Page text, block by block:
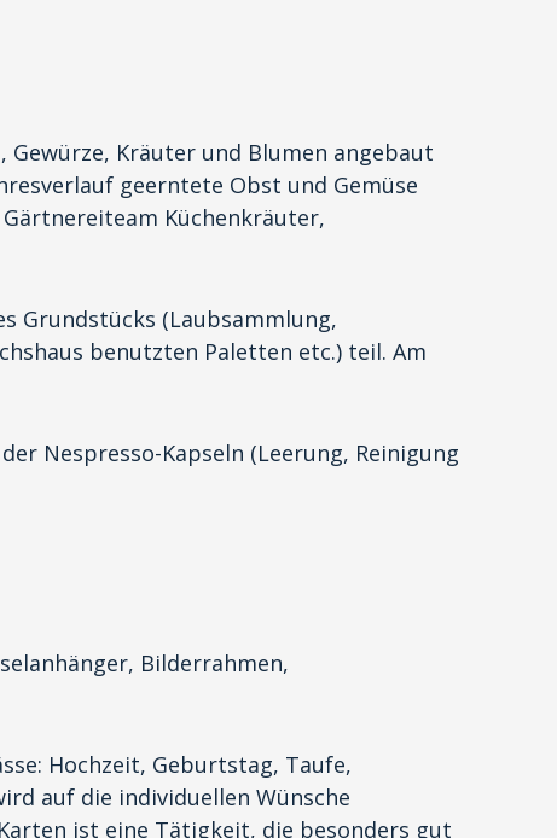
Kräuter und Blumen angebaut
geerntete Obst und Gemüse
Küchenkräuter,
Grundstücks (Laubsammlung,
benutzten Paletten etc.) teil. Am
Nespresso-Kapseln (Leerung, Reinigung
Bilderrahmen,
Hochzeit, Geburtstag, Taufe,
auf die individuellen Wünsche
ist eine Tätigkeit, die besonders gut